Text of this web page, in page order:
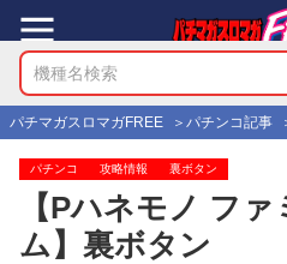
パチマガスロマガFREE パチンコ記事
パチンコ 攻略情報 裏ボタン
【Pハネモノ フ
ム】裏ボタン